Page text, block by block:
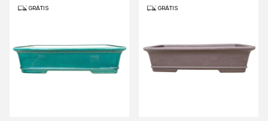
GRÁTIS GRÁTIS